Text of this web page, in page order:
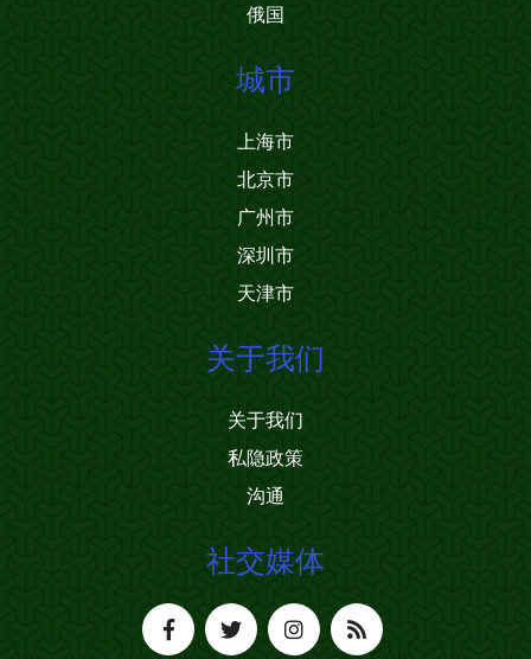
俄国
城市
上海市
北京市
广州市
深圳市
天津市
关于我们
关于我们
私隐政策
沟通
社交媒体